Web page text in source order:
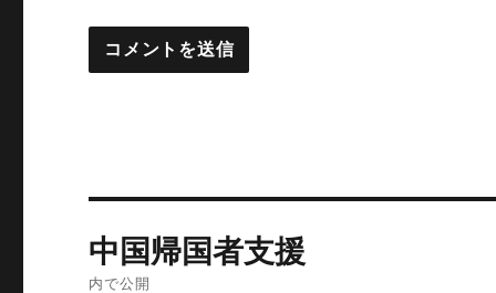
稿
中国帰国者支援
内で公開